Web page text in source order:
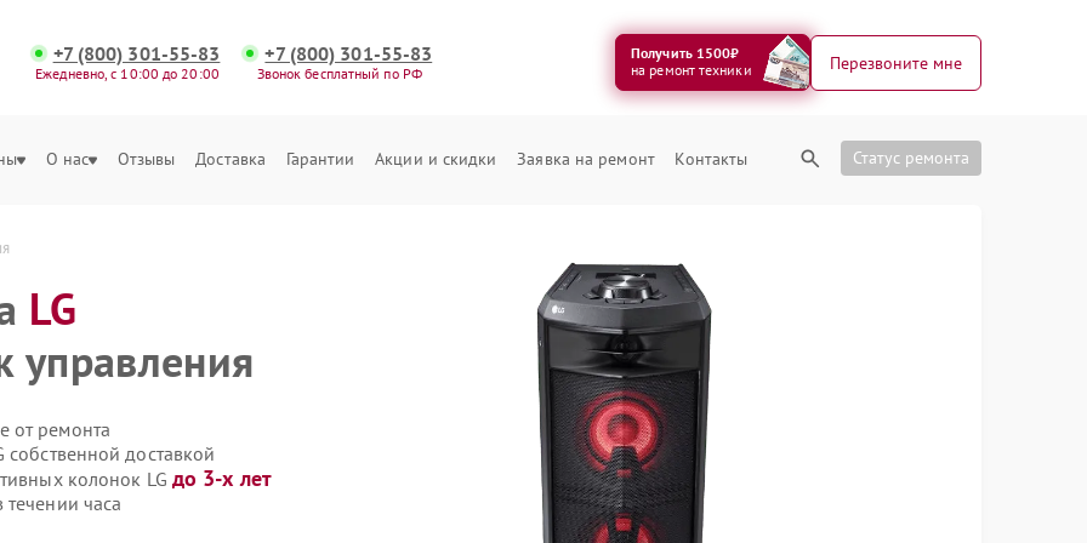
+7 (800) 301-55-83
Ежедневно, с 10:00 до 20:00
+7 (800) 301-55-83
Звонок бесплатный по РФ
Получить 1500₽
на ремонт техники
Перезвоните мне
О нас Отзывы Доставка Гарантии Акции и скидки Заявка на ремонт Контакты Статус ремонта
LG
управления
от ремонта
доставкой
колонок LG до 3-х лет
часа